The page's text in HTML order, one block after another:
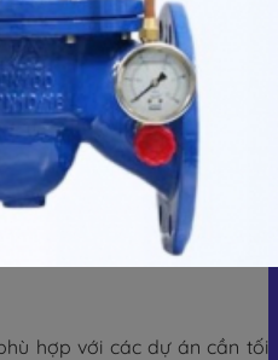
hợp với các dự án cần tối